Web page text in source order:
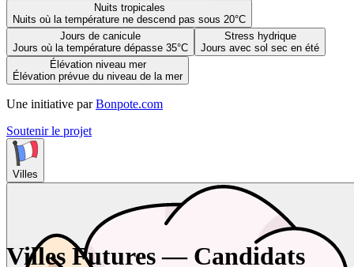
Nuits tropicales
Nuits où la température ne descend pas sous 20°C
Jours de canicule
Jours où la température dépasse 35°C
Stress hydrique
Jours avec sol sec en été
Élévation niveau mer
Élévation prévue du niveau de la mer
Une initiative par Bonpote.com
Soutenir le projet
Villes
Villes Futures — Candidats